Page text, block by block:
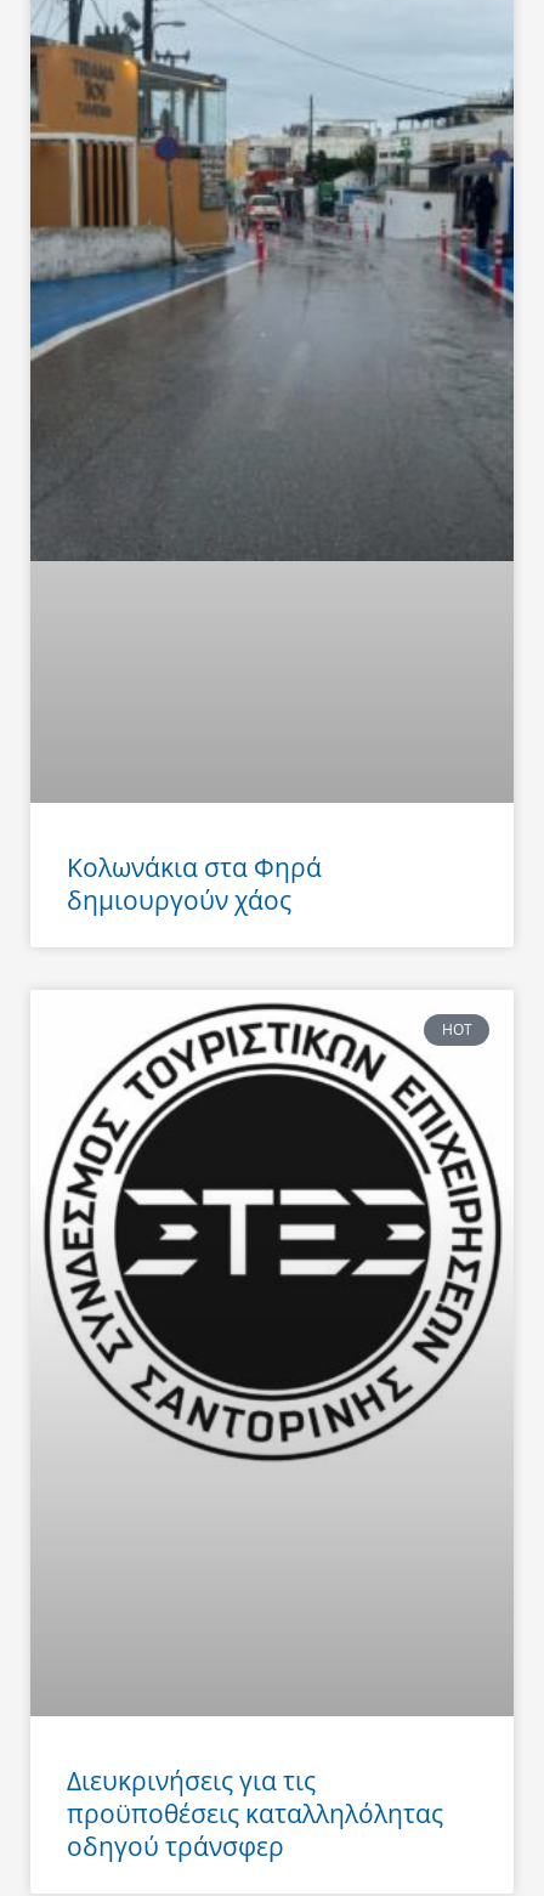
Κολωνάκια στα Φηρά
δημιουργούν χάος
HOT
Διευκρινήσεις για τις
προϋποθέσεις καταλληλόλητας
οδηγού τράνσφερ